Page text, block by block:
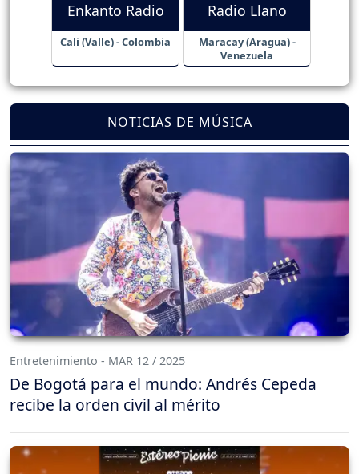
Enkanto Radio
Cali (Valle) - Colombia
Radio Llano
Maracay (Aragua) -
Venezuela
NOTICIAS DE MÚSICA
Entretenimiento - MAR 12 / 2025
De Bogotá para el mundo: Andrés Cepeda
recibe la orden civil al mérito